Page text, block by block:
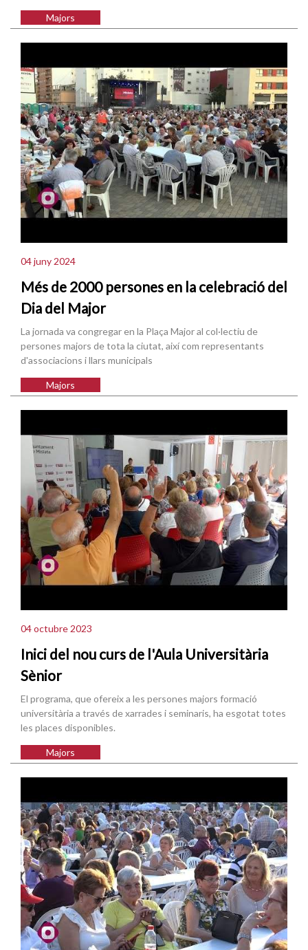
Majors
04 juny 2024
Més de 2000 persones en la celebració del
Dia del Major
La jornada va congregar en la Plaça Major al col·lectiu de
persones majors de tota la ciutat, així com representants
d'associacions i llars municipals
Majors
04 octubre 2023
Inici del nou curs de l'Aula Universitària
Sènior
El programa, que ofereix a les persones majors formació
universitària a través de xarrades i seminaris, ha esgotat totes
les places disponibles.
Majors